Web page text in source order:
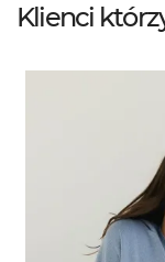
Klienci